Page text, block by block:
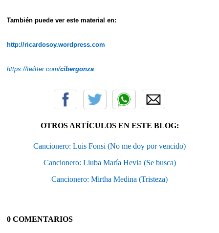
También puede ver este material en:
http://ricardosoy.wordpress.com
https://twitter.com/cibergonza
OTROS ARTÍCULOS EN ESTE BLOG:
Cancionero: Luis Fonsi (No me doy por vencido)
Cancionero: Liuba María Hevia (Se busca)
Cancionero: Mirtha Medina (Tristeza)
0 COMENTARIOS